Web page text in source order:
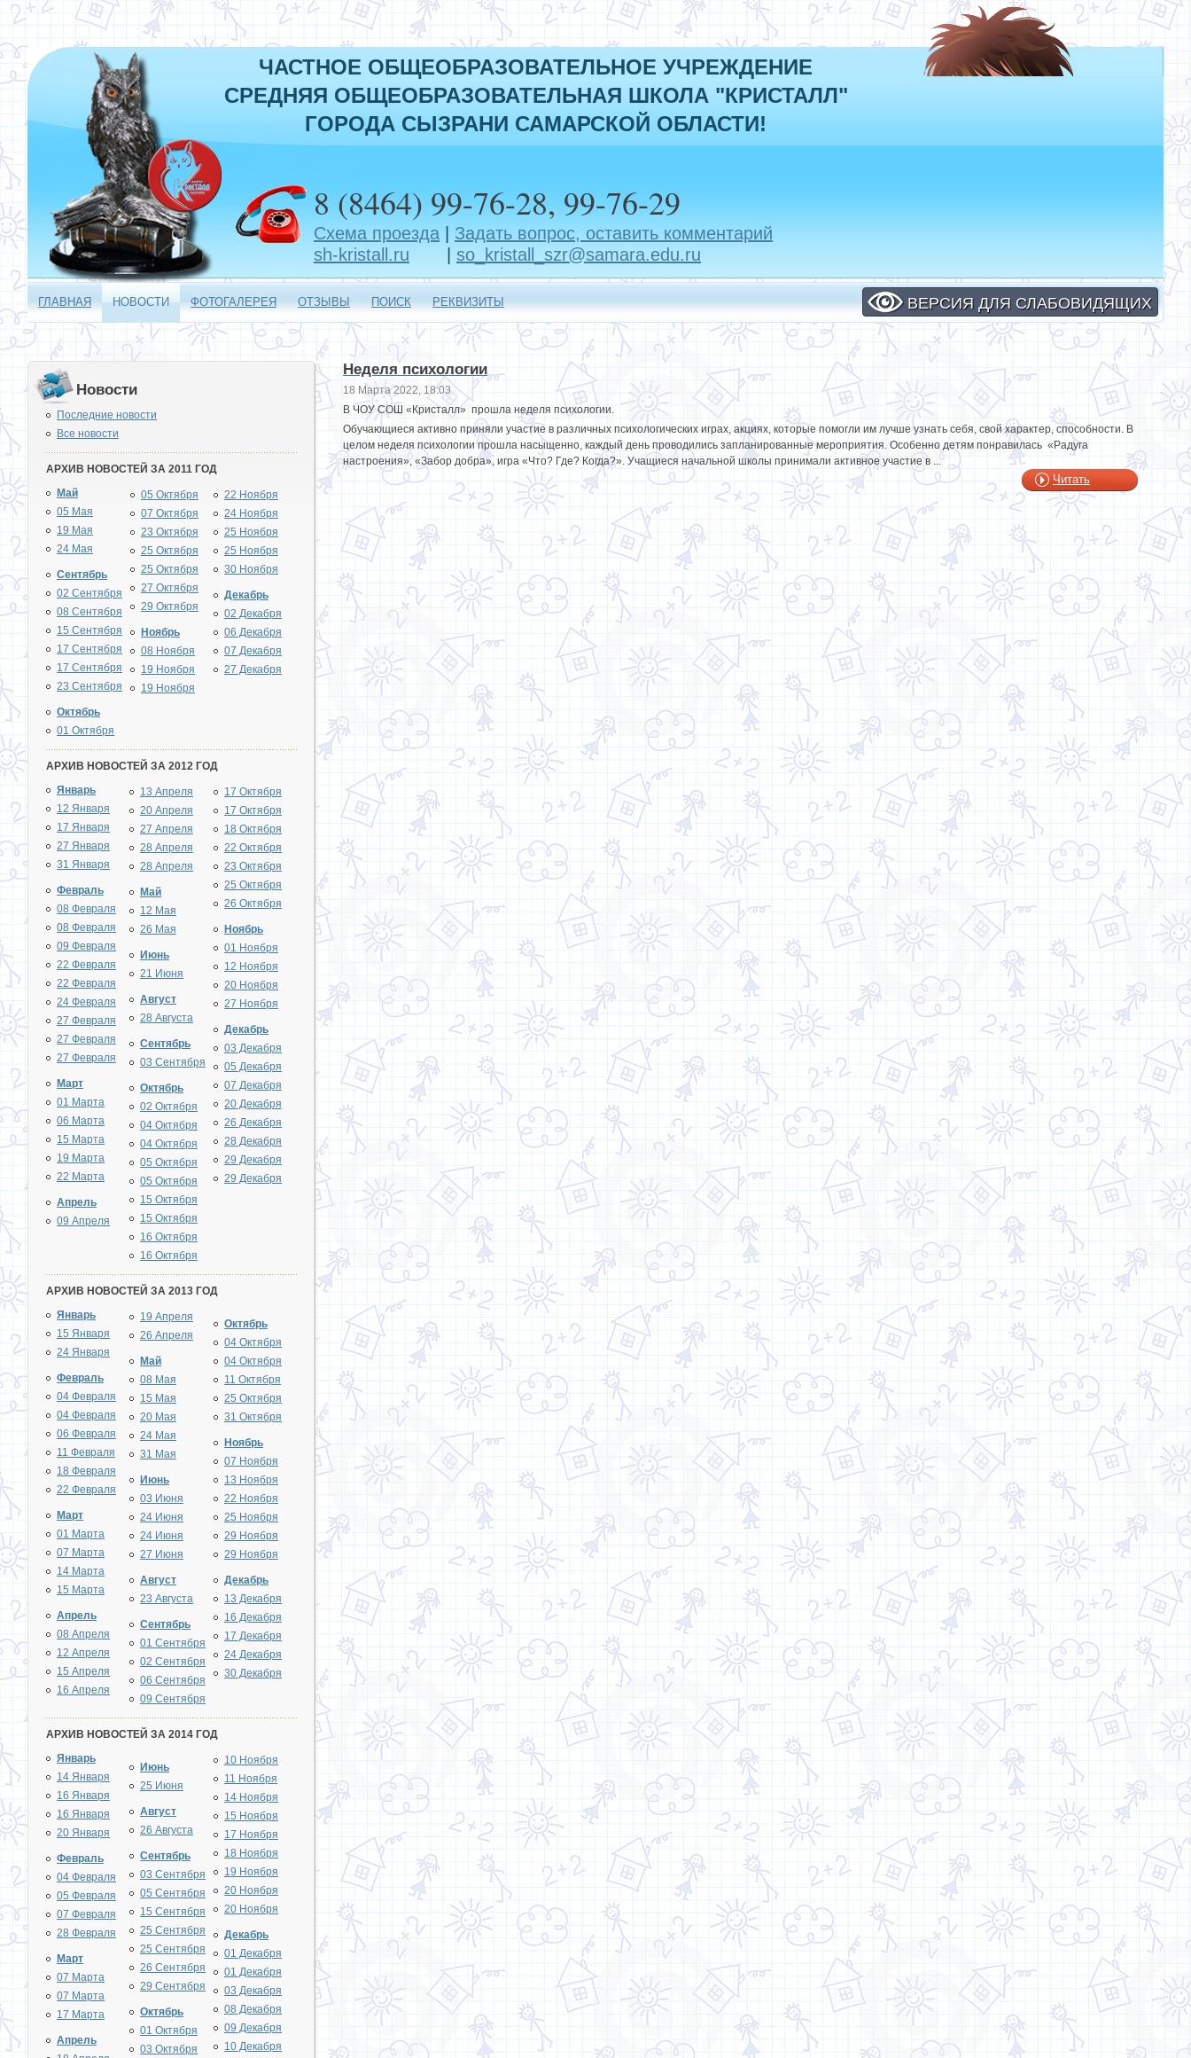
ЧАСТНОЕ ОБЩЕОБРАЗОВАТЕЛЬНОЕ УЧРЕЖДЕНИЕ
СРЕДНЯЯ ОБЩЕОБРАЗОВАТЕЛЬНАЯ ШКОЛА "КРИСТАЛЛ"
ГОРОДА СЫЗРАНИ САМАРСКОЙ ОБЛАСТИ!
8 (8464) 99-76-28, 99-76-29
Схема проезда
Задать вопрос, оставить комментарий
sh-kristall.ru
so_kristall_szr@samara.edu.ru
ГЛАВНАЯ НОВОСТИ ФОТОГАЛЕРЕЯ ОТЗЫВЫ ПОИСК РЕКВИЗИТЫ ВЕРСИЯ ДЛЯ СЛАБОВИДЯЩИХ
Новости
Последние новости
Все новости
АРХИВ НОВОСТЕЙ ЗА 2011 ГОД
Май
05 Мая
19 Мая
24 Мая
Сентябрь
02 Сентября
08 Сентября
15 Сентября
17 Сентября
17 Сентября
23 Сентября
Октябрь
01 Октября
05 Октября
07 Октября
23 Октября
25 Октября
25 Октября
27 Октября
29 Октября
Ноябрь
08 Ноября
19 Ноября
19 Ноября
22 Ноября
24 Ноября
25 Ноября
25 Ноября
30 Ноября
Декабрь
02 Декабря
06 Декабря
07 Декабря
27 Декабря
АРХИВ НОВОСТЕЙ ЗА 2012 ГОД
Январь
12 Января
17 Января
27 Января
31 Января
Февраль
08 Февраля
08 Февраля
09 Февраля
22 Февраля
22 Февраля
24 Февраля
27 Февраля
27 Февраля
27 Февраля
Март
01 Марта
06 Марта
15 Марта
19 Марта
22 Марта
Апрель
09 Апреля
13 Апреля
20 Апреля
27 Апреля
28 Апреля
28 Апреля
Май
12 Мая
26 Мая
Июнь
21 Июня
Август
28 Августа
Сентябрь
03 Сентября
Октябрь
02 Октября
04 Октября
04 Октября
05 Октября
05 Октября
15 Октября
15 Октября
16 Октября
16 Октября
17 Октября
17 Октября
18 Октября
22 Октября
23 Октября
25 Октября
26 Октября
Ноябрь
01 Ноября
12 Ноября
20 Ноября
27 Ноября
Декабрь
03 Декабря
05 Декабря
07 Декабря
20 Декабря
26 Декабря
28 Декабря
29 Декабря
29 Декабря
АРХИВ НОВОСТЕЙ ЗА 2013 ГОД
Январь
15 Января
24 Января
Февраль
04 Февраля
04 Февраля
06 Февраля
11 Февраля
18 Февраля
22 Февраля
Март
01 Марта
07 Марта
14 Марта
15 Марта
Апрель
08 Апреля
12 Апреля
15 Апреля
16 Апреля
19 Апреля
26 Апреля
Май
08 Мая
15 Мая
20 Мая
24 Мая
31 Мая
Июнь
03 Июня
24 Июня
24 Июня
27 Июня
Август
23 Августа
Сентябрь
01 Сентября
02 Сентября
06 Сентября
09 Сентября
Октябрь
04 Октября
04 Октября
11 Октября
25 Октября
31 Октября
Ноябрь
07 Ноября
13 Ноября
22 Ноября
25 Ноября
29 Ноября
29 Ноября
Декабрь
13 Декабря
16 Декабря
17 Декабря
24 Декабря
30 Декабря
АРХИВ НОВОСТЕЙ ЗА 2014 ГОД
Январь
14 Января
16 Января
16 Января
20 Января
Февраль
04 Февраля
05 Февраля
07 Февраля
28 Февраля
Март
07 Марта
07 Марта
17 Марта
Апрель
Июнь
25 Июня
Август
26 Августа
Сентябрь
03 Сентября
05 Сентября
15 Сентября
25 Сентября
25 Сентября
26 Сентября
29 Сентября
Октябрь
01 Октября
03 Октября
10 Ноября
11 Ноября
14 Ноября
15 Ноября
17 Ноября
18 Ноября
19 Ноября
20 Ноября
20 Ноября
Декабрь
01 Декабря
01 Декабря
03 Декабря
08 Декабря
09 Декабря
10 Декабря
Неделя психологии
18 Марта 2022, 18:03
В ЧОУ СОШ «Кристалл» прошла неделя психологии.
Обучающиеся активно приняли участие в различных психологических играх, акциях, которые помогли им лучше узнать себя, свой характер, способности. В
целом неделя психологии прошла насыщенно, каждый день проводились запланированные мероприятия. Особенно детям понравилась «Радуга
настроения», «Забор добра», игра «Что? Где? Когда?». Учащиеся начальной школы принимали активное участие в ...
Читать